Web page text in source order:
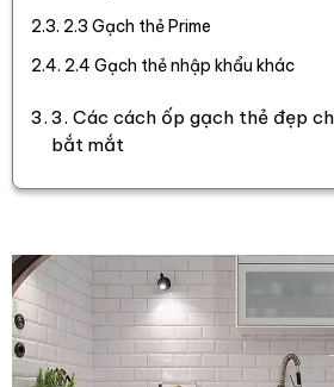
2.3 Gạch thẻ Prime
2.4 Gạch thẻ nhập khẩu khác
3. Các cách ốp gạch thẻ đẹp
bắt mắt